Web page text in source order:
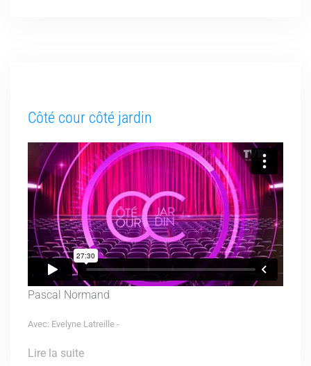
Côté cour côté jardin
Pascal Normand
Avec: Evelyne Latreille -
Lire la suite